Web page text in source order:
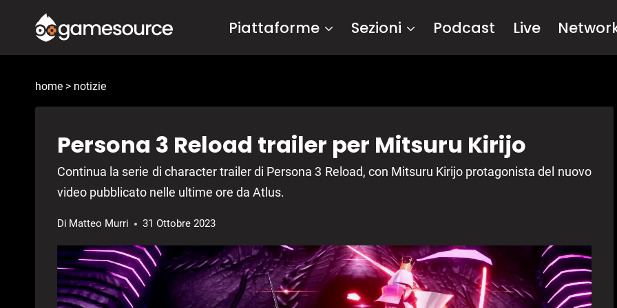
contenuto
Piattaforme Sezioni Podcast Live
home > notizie
Persona 3 Reload trailer per Mitsuru Kirijo
Continua la serie di character trailer di Persona 3 Reload, con Mitsuru Kirijo protagonista del nuovo
video pubblicato nelle ultime ore da Atlus.
Di Matteo Murri 31 Ottobre 2023